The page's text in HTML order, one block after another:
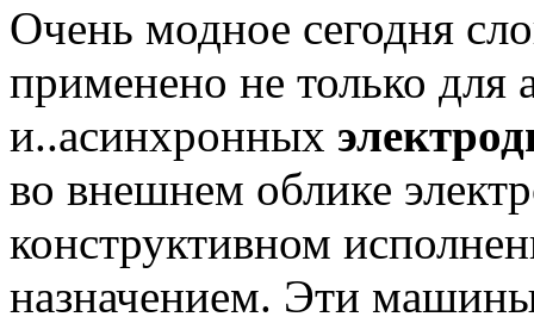
Очень модное сегодня
применено не только для
и..асинхронных
во внешнем облике
конструктивном
назначением. Эти